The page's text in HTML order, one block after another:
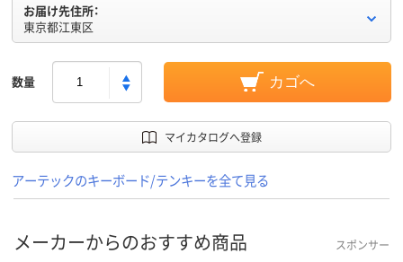
お届け先住所：
東京都江東区
数量 カゴへ
マイカタログへ登録
アーテックのキーボード/テンキーを全て見る
メーカーからのおすすめ商品 スポンサー